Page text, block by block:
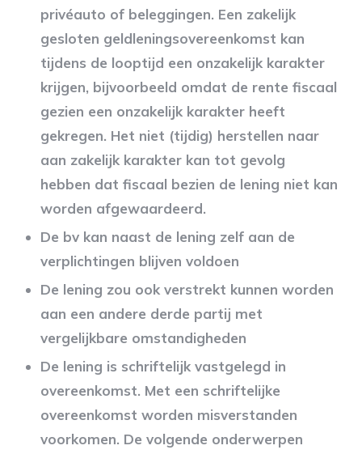
privéauto of beleggingen. Een zakelijk
gesloten geldleningsovereenkomst kan
tijdens de looptijd een onzakelijk karakter
krijgen, bijvoorbeeld omdat de rente fiscaal
gezien een onzakelijk karakter heeft
gekregen. Het niet (tijdig) herstellen naar
aan zakelijk karakter kan tot gevolg
hebben dat fiscaal bezien de lening niet kan
worden afgewaardeerd.
De bv kan naast de lening zelf aan de
verplichtingen blijven voldoen
De lening zou ook verstrekt kunnen worden
aan een andere derde partij met
vergelijkbare omstandigheden
De lening is schriftelijk vastgelegd in
overeenkomst. Met een schriftelijke
overeenkomst worden misverstanden
voorkomen. De volgende onderwerpen